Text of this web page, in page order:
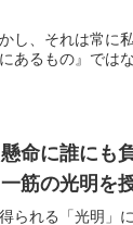
し、それは常
あるもの』では
命に誰に
筋の光明を
られる「光明